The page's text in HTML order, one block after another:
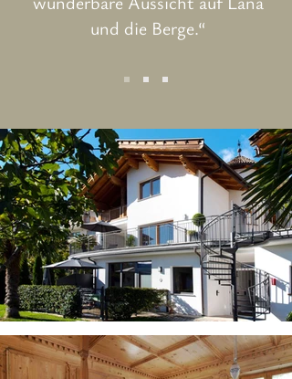
und die Berge.“